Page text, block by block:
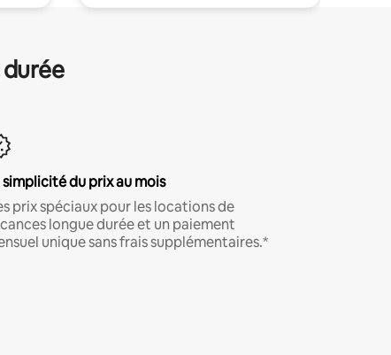
simplicité du prix au mois
prix spéciaux pour les locations de
longue durée et un paiement
unique sans frais supplémentaires.*